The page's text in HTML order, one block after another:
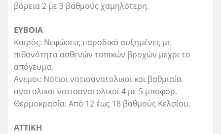
βόρεια 2 με 3 βαθμούς χαμηλότερη.
ΕΥΒΟΙΑ
Καιρός: Νεφώσεις παροδικά αυξημένες με
πιθανότητα ασθενών τοπικών βροχών μέχρι το
απόγευμα.
Ανεμοι: Νότιοι νοτιοανατολικοί και βαθμιαία
ανατολικοί νοτιοανατολικοί 4 με 5 μποφόρ.
Θερμοκρασία: Από 12 έως 18 βαθμούς Κελσίου.
ΑΤΤΙΚΗ